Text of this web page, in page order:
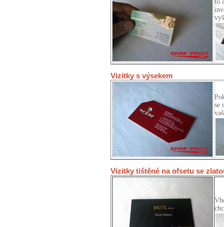
to
Vizitky s výsekem
se
Vizitky tištěné na ofsetu se